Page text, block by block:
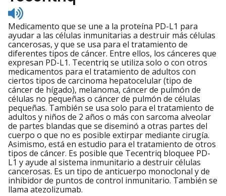
Listen
to
pronunciation
Medicamento que se une a la proteína PD-L1 para
ayudar a las células inmunitarias a destruir más células
cancerosas, y que se usa para el tratamiento de
diferentes tipos de cáncer. Entre ellos, los cánceres que
expresan PD-L1. Tecentriq se utiliza solo o con otros
medicamentos para el tratamiento de adultos con
ciertos tipos de carcinoma hepatocelular (tipo de
cáncer de hígado), melanoma, cáncer de pulmón de
células no pequeñas o cáncer de pulmón de células
pequeñas. También se usa solo para el tratamiento de
adultos y niños de 2 años o más con sarcoma alveolar
de partes blandas que se diseminó a otras partes del
cuerpo o que no es posible extirpar mediante cirugía.
Asimismo, está en estudio para el tratamiento de otros
tipos de cáncer. Es posible que Tecentriq bloquee PD-
L1 y ayude al sistema inmunitario a destruir células
cancerosas. Es un tipo de anticuerpo monoclonal y de
inhibidor de puntos de control inmunitario. También se
llama atezolizumab.